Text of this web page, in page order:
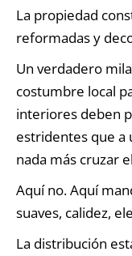
La propiedad
reformadas y
Un verdadero
costumbre local
interiores deben
estridentes que a
nada más cruzar
Aquí no. Aquí
suaves, calidez,
La distribución